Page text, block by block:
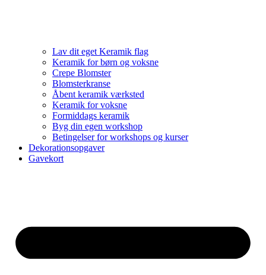
Lav dit eget Keramik flag
Keramik for børn og voksne
Crepe Blomster
Blomsterkranse
Åbent keramik værksted
Keramik for voksne
Formiddags keramik
Byg din egen workshop
Betingelser for workshops og kurser
Dekorationsopgaver
Gavekort